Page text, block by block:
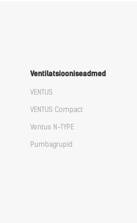
Ventilatsiooniseadmed
VENTUS
VENTUS Compact
Ventus N-TYPE
Pumbagrupid